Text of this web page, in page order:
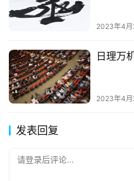
2023年4月
日理万
2023年4月
发表回复
请登录后评论...